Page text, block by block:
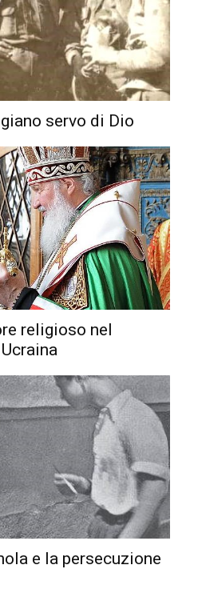
servo di Dio
religioso nel
e la persecuzione